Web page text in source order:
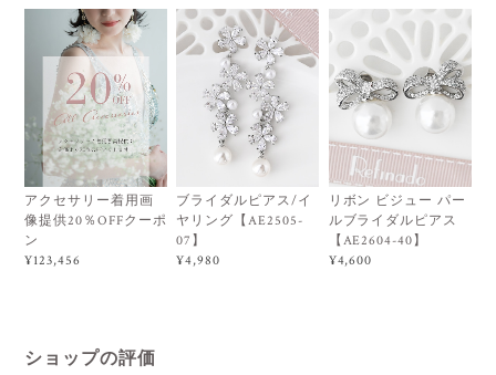
アクセサリー着用画
像提供20％OFFクーポ
ン
¥123,456
ブライダルピアス/イ
ヤリング【AE2505-
07】
¥4,980
リボン ビジュー パー
ルブライダルピアス
【AE2604-40】
¥4,600
ショップの評価